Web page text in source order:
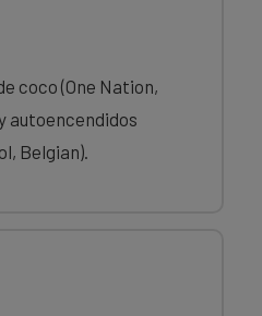
coco (One Nation,
autoencendidos
Belgian).